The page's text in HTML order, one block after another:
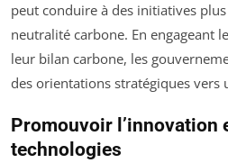
peut conduire à des initiatives
neutralité carbone. En engageant
leur bilan carbone, les
des orientations stratégiques vers
Promouvoir l’innovation
technologies